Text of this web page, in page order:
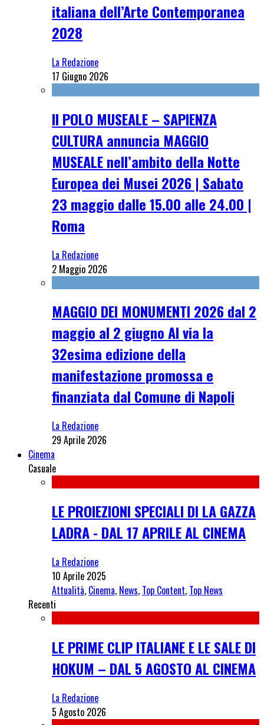
italiana dell’Arte Contemporanea
2028
La Redazione
17 Giugno 2026
Il POLO MUSEALE – SAPIENZA
CULTURA annuncia MAGGIO
MUSEALE nell’ambito della Notte
Europea dei Musei 2026 | Sabato
23 maggio dalle 15.00 alle 24.00 |
Roma
La Redazione
2 Maggio 2026
MAGGIO DEI MONUMENTI 2026 dal 2
maggio al 2 giugno Al via la
32esima edizione della
manifestazione promossa e
finanziata dal Comune di Napoli
La Redazione
29 Aprile 2026
Cinema
Casuale
LE PROIEZIONI SPECIALI DI LA GAZZA
LADRA - DAL 17 APRILE AL CINEMA
La Redazione
10 Aprile 2025
Attualità, Cinema, News, Top Content, Top News
Recenti
LE PRIME CLIP ITALIANE E LE SALE DI
HOKUM – DAL 5 AGOSTO AL CINEMA
La Redazione
5 Agosto 2026